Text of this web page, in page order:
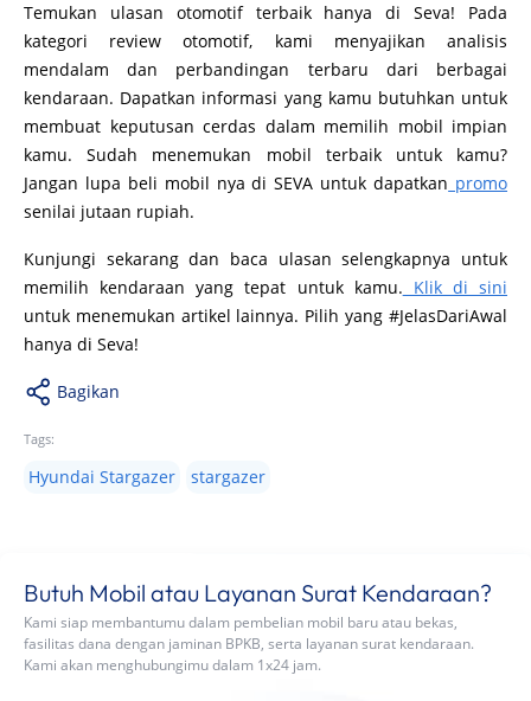
Temukan ulasan otomotif terbaik hanya di Seva! Pada
kategori review otomotif, kami menyajikan analisis
mendalam dan perbandingan terbaru dari berbagai
kendaraan. Dapatkan informasi yang kamu butuhkan untuk
membuat keputusan cerdas dalam memilih mobil impian
kamu. Sudah menemukan mobil terbaik untuk kamu?
Jangan lupa beli mobil nya di SEVA untuk dapatkan promo
senilai jutaan rupiah.
Kunjungi sekarang dan baca ulasan selengkapnya untuk
memilih kendaraan yang tepat untuk kamu. Klik di sini
untuk menemukan artikel lainnya. Pilih yang #JelasDariAwal
hanya di Seva!
Bagikan
Tags:
Hyundai Stargazer stargazer
Butuh Mobil atau Layanan Surat Kendaraan?
Kami siap membantumu dalam pembelian mobil baru atau bekas,
fasilitas dana dengan jaminan BPKB, serta layanan surat kendaraan.
Kami akan menghubungimu dalam 1x24 jam.